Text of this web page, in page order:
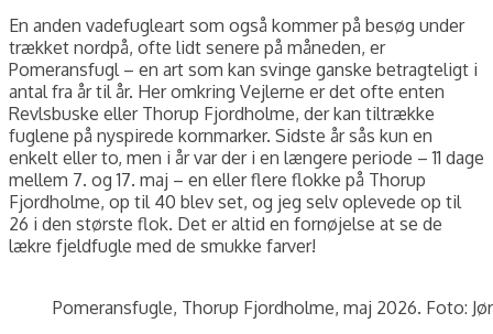
En anden vadefugleart som også kommer på besøg under
trækket nordpå, ofte lidt senere på måneden, er
Pomeransfugl – en art som kan svinge ganske betragteligt i
antal fra år til år. Her omkring Vejlerne er det ofte enten
Revlsbuske eller Thorup Fjordholme, der kan tiltrække
fuglene på nyspirede kornmarker. Sidste år sås kun en
enkelt eller to, men i år var der i en længere periode – 11 dage
mellem 7. og 17. maj – en eller flere flokke på Thorup
Fjordholme, op til 40 blev set, og jeg selv oplevede op til
26 i den største flok. Det er altid en fornøjelse at se de
lækre fjeldfugle med de smukke farver!
Pomeransfugle, Thorup Fjordholme, maj 2026. Foto: